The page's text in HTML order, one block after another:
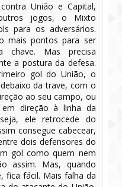
União e Capital,
jogos, o Mixto
para os adversários.
mais pontos para ser
Mas precisa
a postura da defesa.
gol do União, o
da trave, com o
ao seu campo, ou
direção à linha da
ele retrocede do
consegue cabecear,
dois defensores do
gol como quem nem
assim. Mas, quando
fica fácil. Mais falha da